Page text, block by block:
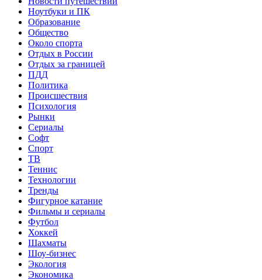
Ноутбуки и ПК
Образование
Общество
Около спорта
Отдых в России
Отдых за границей
ПДД
Политика
Происшествия
Психология
Рынки
Сериалы
Софт
Спорт
ТВ
Теннис
Технологии
Тренды
Фигурное катание
Фильмы и сериалы
Футбол
Хоккей
Шахматы
Шоу-бизнес
Экология
Экономика